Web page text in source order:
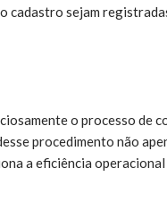
cadastro sejam
o processo de
procedimento não
a eficiência